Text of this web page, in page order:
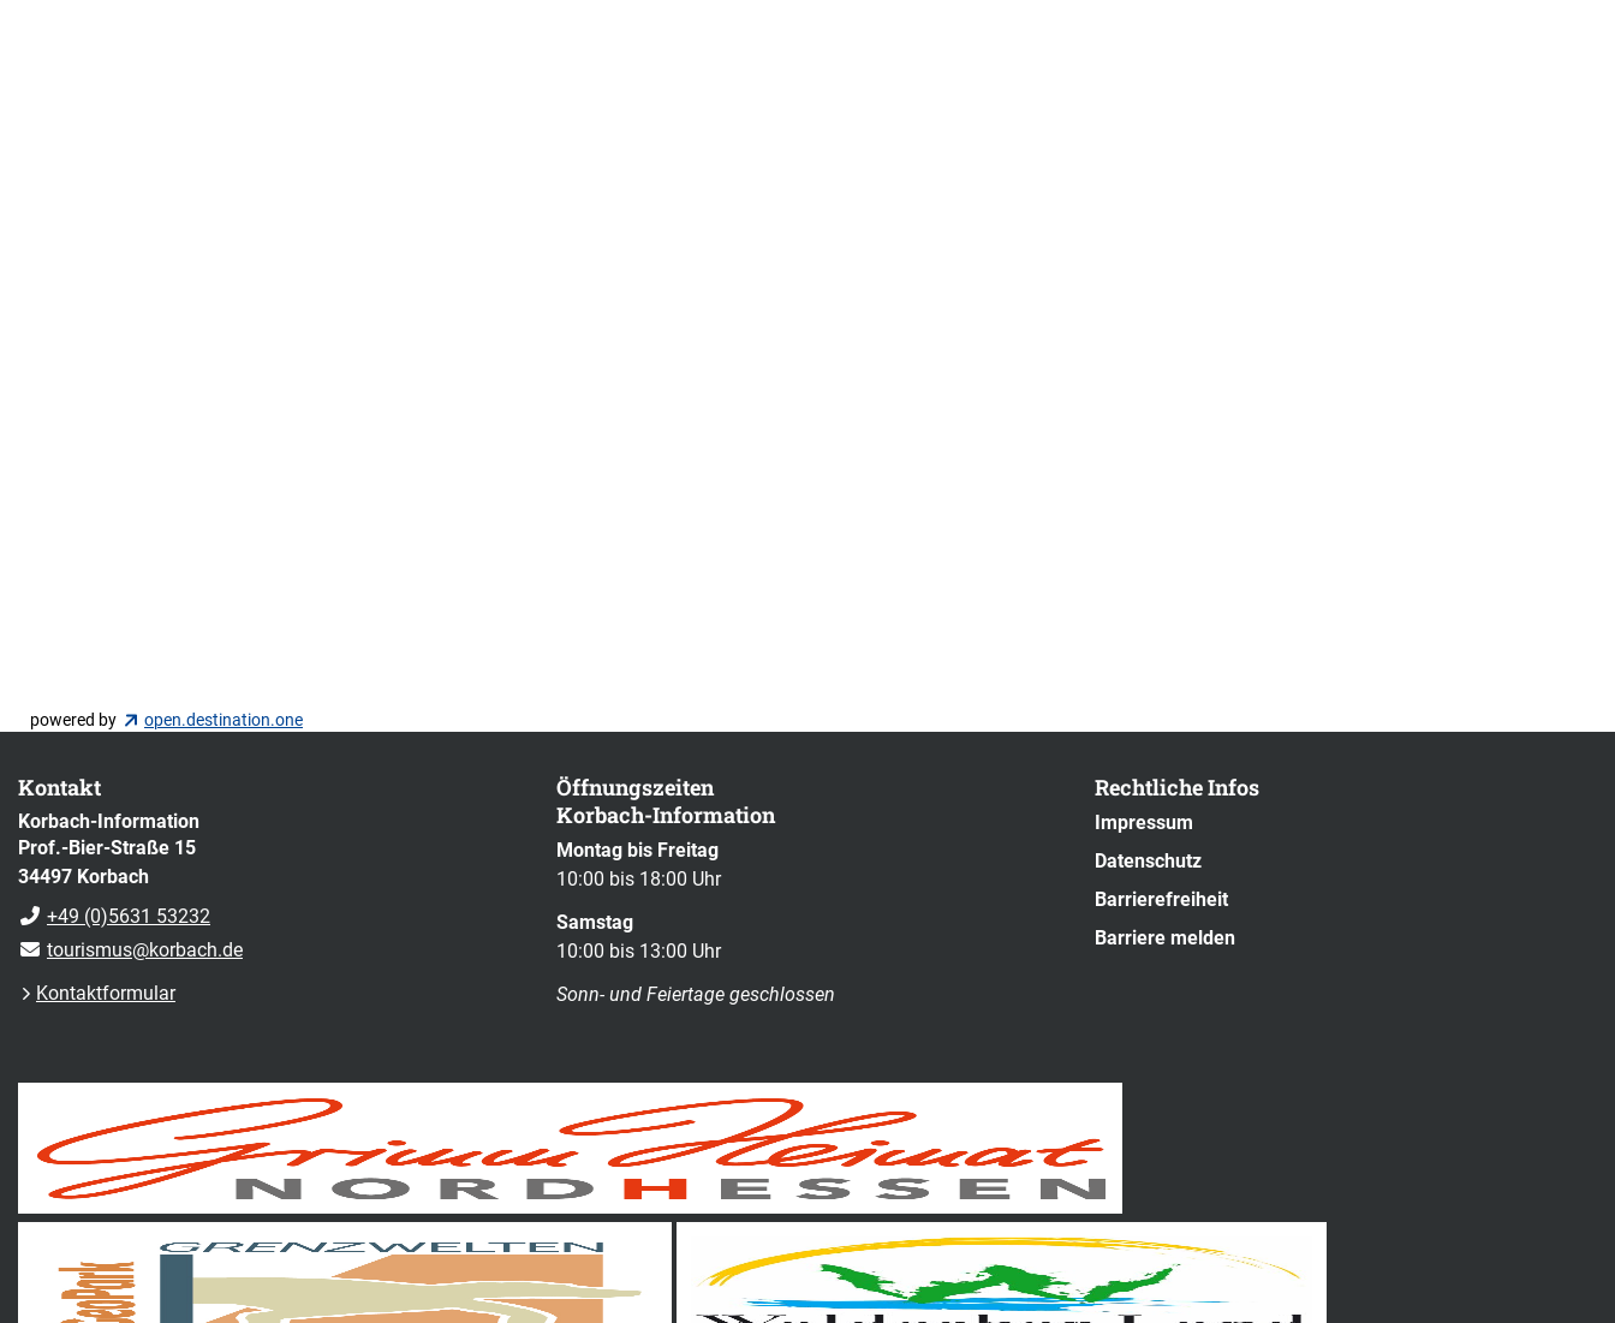
powered by open.destination.one
Kontakt
Korbach-Information
Prof.-Bier-Straße 15
34497 Korbach
+49 (0)5631 53232
tourismus@korbach.de
Kontaktformular
Öffnungszeiten
Korbach-Information
Montag bis Freitag
10:00 bis 18:00 Uhr
Samstag
10:00 bis 13:00 Uhr
Sonn- und Feiertage geschlossen
Rechtliche Infos
Impressum
Datenschutz
Barrierefreiheit
Barriere melden